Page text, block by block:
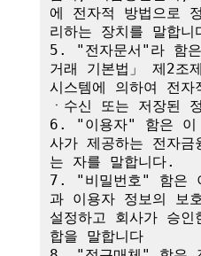
에 전자적 방법으로
리하는 장치를 말합니
5. "전자문서"라 함
거래 기본법」 제2조
시스템에 의하여 전
ㆍ수신 또는 저장된
6. "이용자" 함은 이
사가 제공하는 전자금
는 자를 말합니다.
7. "비밀번호" 함은
과 이용자 정보의 보
설정하고 회사가 승
합을 말합니다